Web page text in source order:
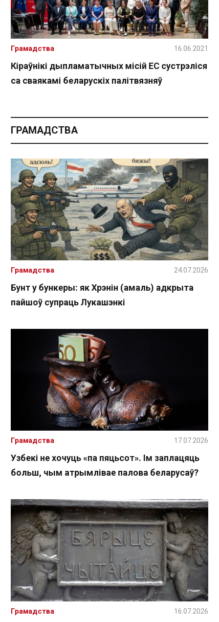
Кіраўнікі дыпламатычных місій ЕС сустрэліся
са сваякамі беларускіх палітвязняў
Грамадства 16.06.2021
ГРАМАДСТВА
Бунт у бункеры: як Хрэнін (амаль) адкрыта
пайшоў супраць Лукашэнкі
Грамадства 24.07.2026
Узбекі не хочуць «па пяцьсот». Ім заплацяць
больш, чым атрымлівае палова беларусаў?
Грамадства 17.07.2026
Грамадства 16.07.2026